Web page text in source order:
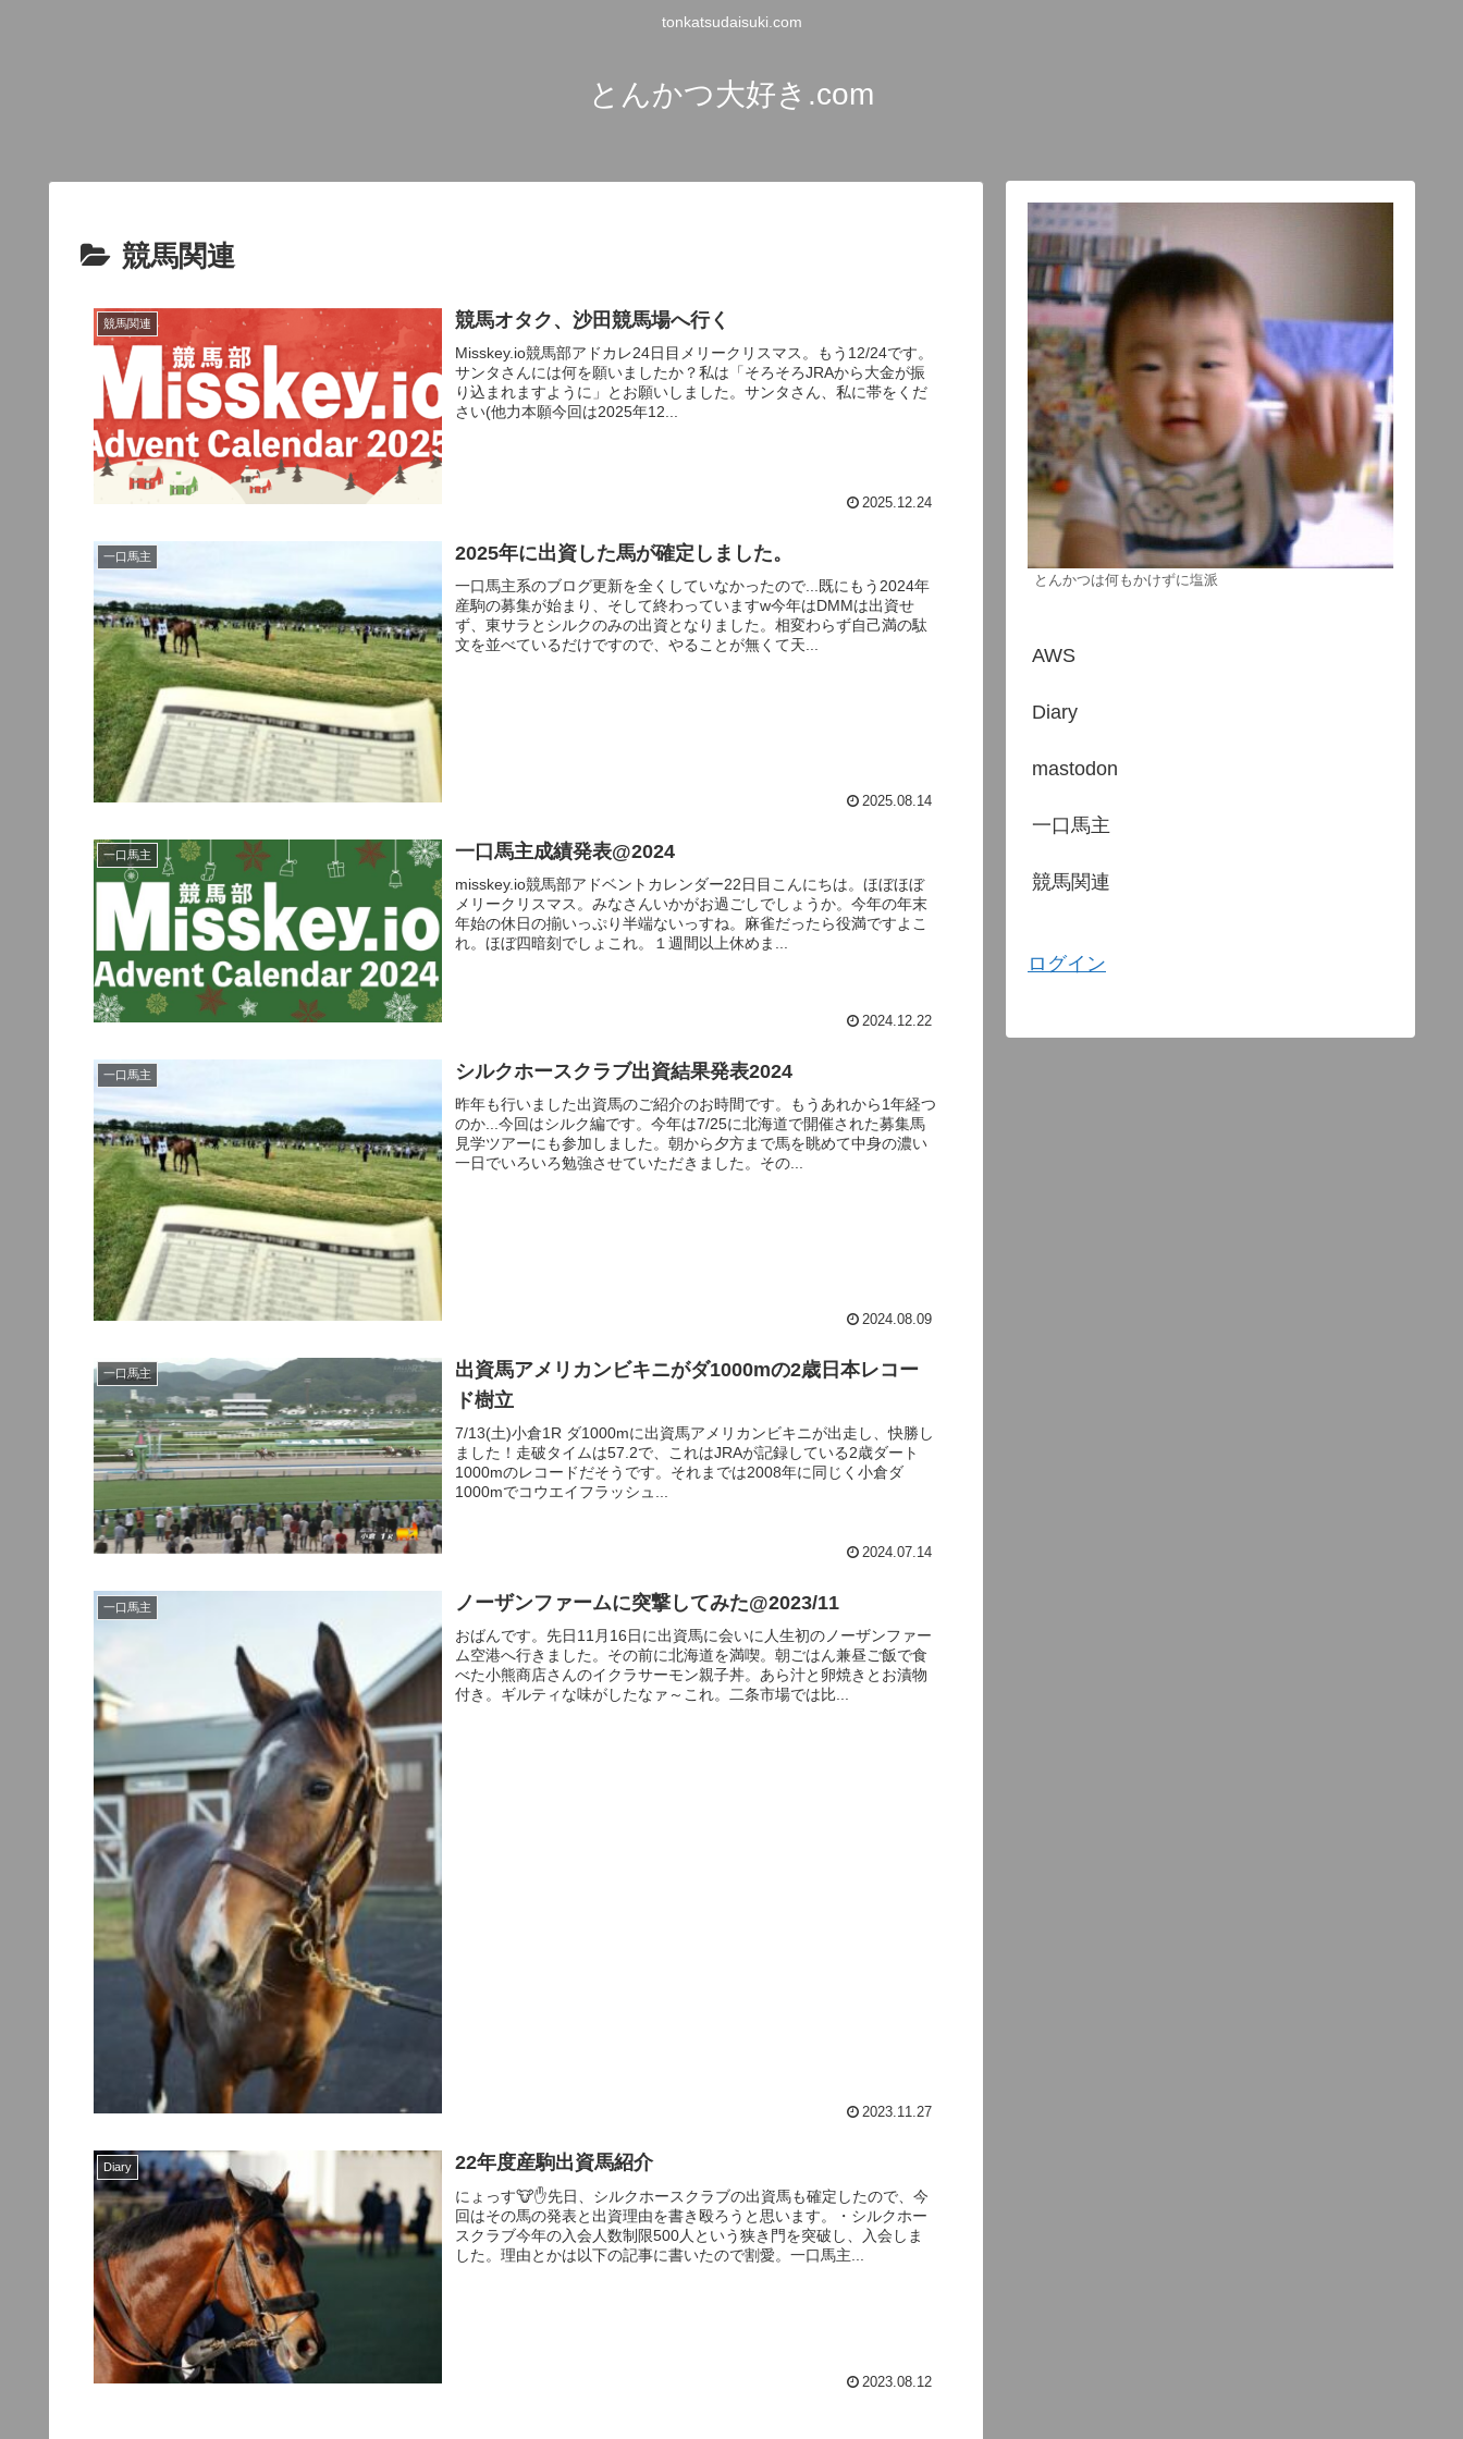
tonkatsudaisuki.com
とんかつ大好き.com
競馬関連
競馬関連 競馬オタク、沙田競馬場へ行く
Misskey.io競馬部アドカレ24日目メリークリスマス。もう12/24です。
サンタさんには何を願いましたか？私は「そろそろJRAから大金が振
り込まれますように」とお願いしました。サンタさん、私に帯をくだ
さい(他力本願今回は2025年12...
2025.12.24
一口馬主 2025年に出資した馬が確定しました。
一口馬主系のブログ更新を全くしていなかったので...既にもう2024年
産駒の募集が始まり、そして終わっていますw今年はDMMは出資せ
ず、東サラとシルクのみの出資となりました。相変わらず自己満の駄
文を並べているだけですので、やることが無くて天...
2025.08.14
一口馬主 一口馬主成績発表@2024
misskey.io競馬部アドベントカレンダー22日目こんにちは。ほぼほぼ
メリークリスマス。みなさんいかがお過ごしでしょうか。今年の年末
年始の休日の揃いっぷり半端ないっすね。麻雀だったら役満ですよこ
れ。ほぼ四暗刻でしょこれ。１週間以上休めま...
2024.12.22
一口馬主 シルクホースクラブ出資結果発表2024
昨年も行いました出資馬のご紹介のお時間です。もうあれから1年経つ
のか...今回はシルク編です。今年は7/25に北海道で開催された募集馬
見学ツアーにも参加しました。朝から夕方まで馬を眺めて中身の濃い
一日でいろいろ勉強させていただきました。その...
2024.08.09
一口馬主
出資馬アメリカンビキニがダ1000mの2歳日本レコー
ド樹立
7/13(土)小倉1R ダ1000mに出資馬アメリカンビキニが出走し、快勝し
ました！走破タイムは57.2で、これはJRAが記録している2歳ダート
1000mのレコードだそうです。それまでは2008年に同じく小倉ダ
1000mでコウエイフラッシュ...
2024.07.14
一口馬主 ノーザンファームに突撃してみた@2023/11
おばんです。先日11月16日に出資馬に会いに人生初のノーザンファー
ム空港へ行きました。その前に北海道を満喫。朝ごはん兼昼ご飯で食
べた小熊商店さんのイクラサーモン親子丼。あら汁と卵焼きとお漬物
付き。ギルティな味がしたなァ～これ。二条市場では比...
2023.11.27
Diary 22年度産駒出資馬紹介
にょっす🐮✋先日、シルクホースクラブの出資馬も確定したので、今
回はその馬の発表と出資理由を書き殴ろうと思います。・シルクホー
スクラブ今年の入会人数制限500人という狭き門を突破し、入会しま
した。理由とかは以下の記事に書いたので割愛。一口馬主...
2023.08.12
とんかつは何もかけずに塩派
AWS
Diary
mastodon
一口馬主
競馬関連
ログイン